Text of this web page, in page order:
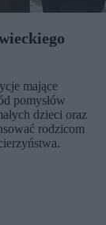
mające
pomysłów
dzieci oraz
rodzicom